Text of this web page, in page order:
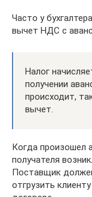
Часто у
вычет НДС с
Налог
получении
происходит,
вычет.
Когда произошел
получателя
Поставщик
отгрузить